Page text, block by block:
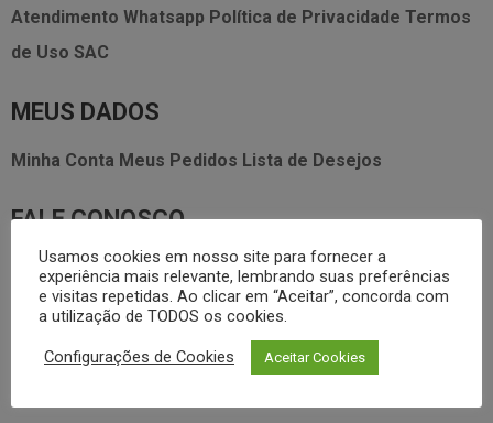
Atendimento Whatsapp Política de Privacidade Termos
de Uso SAC
MEUS DADOS
Minha Conta Meus Pedidos Lista de Desejos
FALE CONOSCO
3338.2628
foodservice@dayhome.com.br
Atendimento Whatsapp
VISITE NOSSO SHOWRROM:
Usamos cookies em nosso site para fornecer a
experiência mais relevante, lembrando suas preferências
e visitas repetidas. Ao clicar em “Aceitar”, concorda com
a utilização de TODOS os cookies.
Configurações de Cookies Aceitar Cookies